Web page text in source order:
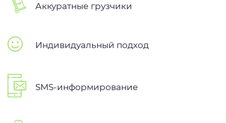
Аккуратные грузчики
Индивидуальный подход
SMS-информирование